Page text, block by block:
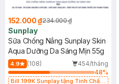
152.000 ₫234.000 ₫
Sunplay
Sữa Chống Nắng Sunplay Skin
Aqua Dưỡng Da Sáng Mịn 55g
4.9 (108)
454/tháng
48%
Bill 199K Sunplay tặng Tinh Chất